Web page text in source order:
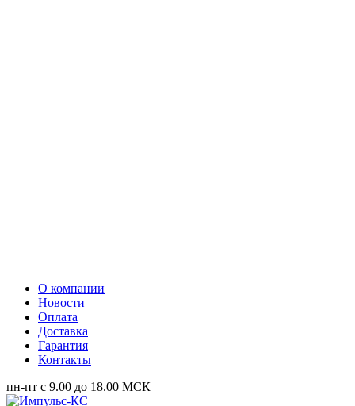
О компании
Новости
Оплата
Доставка
Гарантия
Контакты
пн-пт с 9.00 до 18.00 МСК